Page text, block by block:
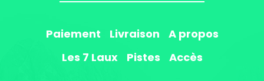
Paiement Livraison
A propos
Les 7 Laux
Pistes Accès